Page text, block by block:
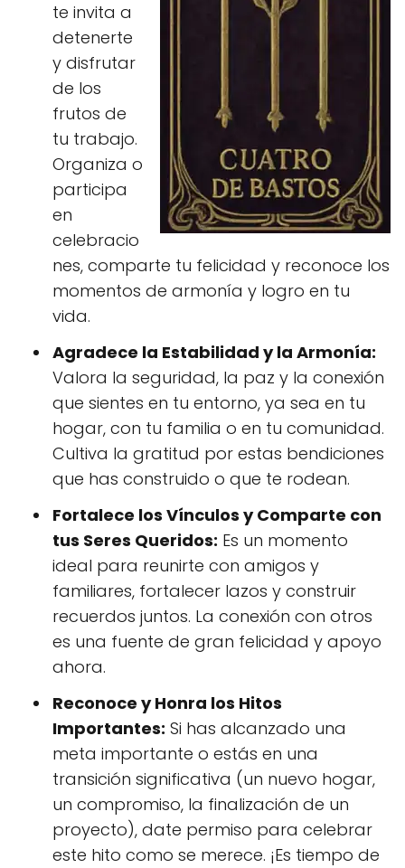
te invita a
detenerte
y disfrutar
de los
frutos de
tu trabajo.
Organiza o
participa
en
celebracio
nes, comparte tu felicidad y reconoce los
momentos de armonía y logro en tu
vida.
Agradece la Estabilidad y la Armonía:
Valora la seguridad, la paz y la conexión
que sientes en tu entorno, ya sea en tu
hogar, con tu familia o en tu comunidad.
Cultiva la gratitud por estas bendiciones
que has construido o que te rodean.
Fortalece los Vínculos y Comparte con
tus Seres Queridos: Es un momento
ideal para reunirte con amigos y
familiares, fortalecer lazos y construir
recuerdos juntos. La conexión con otros
es una fuente de gran felicidad y apoyo
ahora.
Reconoce y Honra los Hitos
Importantes: Si has alcanzado una
meta importante o estás en una
transición significativa (un nuevo hogar,
un compromiso, la finalización de un
proyecto), date permiso para celebrar
este hito como se merece. ¡Es tiempo de